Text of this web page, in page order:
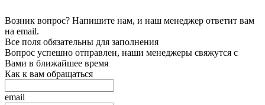
Возник вопрос? Напишите нам, и наш менеджер ответит вам
на email.
Все поля обязательны для заполнения
Вопрос успешно отправлен, наши менеджеры свяжутся с
Вами в ближайшее время
Как к вам обращаться
email